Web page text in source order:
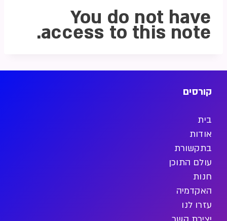
You do not have
access to this note.
קורסים
בית
אודות
בתקשורת
עולם התוכן
חנות
האקדמיה
עזרו לנו